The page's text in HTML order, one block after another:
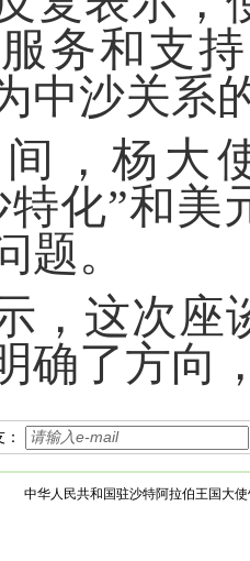
务和支
中沙关系
，杨大
特化”和
题。
，这次座
确了方向
中华人民共和国驻沙特阿拉伯王国大使